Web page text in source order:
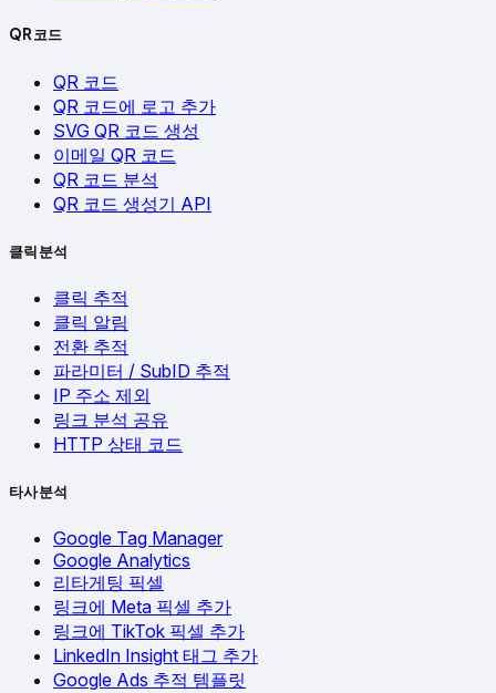
QR 코드
QR 코드
QR 코드에 로고 추가
SVG QR 코드 생성
이메일 QR 코드
QR 코드 분석
QR 코드 생성기 API
클릭 분석
클릭 추적
클릭 알림
전환 추적
파라미터 / SubID 추적
IP 주소 제외
링크 분석 공유
HTTP 상태 코드
타사 분석
Google Tag Manager
Google Analytics
리타게팅 픽셀
링크에 Meta 픽셀 추가
링크에 TikTok 픽셀 추가
LinkedIn Insight 태그 추가
Google Ads 추적 템플릿